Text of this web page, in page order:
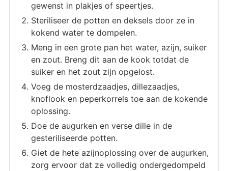
gewenst in plakjes of speertjes.
Steriliseer de potten en deksels door ze in
kokend water te dompelen.
Meng in een grote pan het water, azijn, suiker
en zout. Breng dit aan de kook totdat de
suiker en het zout zijn opgelost.
Voeg de mosterdzaadjes, dillezaadjes,
knoflook en peperkorrels toe aan de kokende
oplossing.
Doe de augurken en verse dille in de
gesteriliseerde potten.
Giet de hete azijnoplossing over de augurken,
zorg ervoor dat ze volledig ondergedompeld